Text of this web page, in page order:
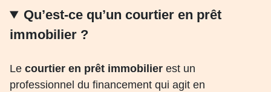
Qu’est-ce qu’un courtier en prêt
immobilier ?
Le courtier en prêt immobilier est un
professionnel du financement qui agit en